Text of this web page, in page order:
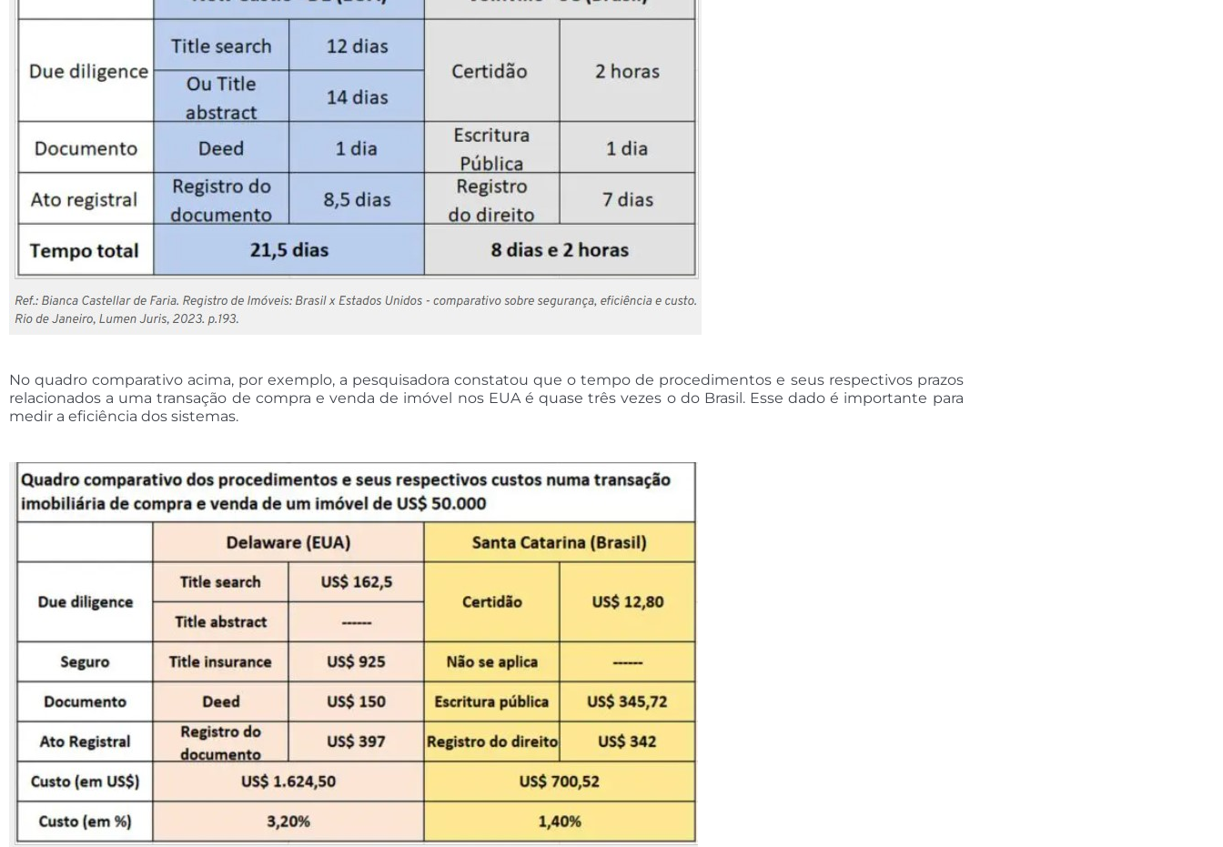
No quadro comparativo acima, por exemplo, a pesquisadora constatou que o tempo de procedimentos e seus respectivos prazos
relacionados a uma transação de compra e venda de imóvel nos EUA é quase três vezes o do Brasil. Esse dado é importante para
medir a eficiência dos sistemas.